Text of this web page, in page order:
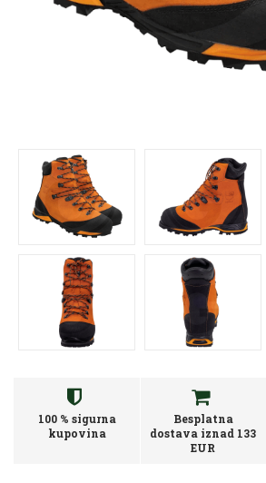
100 % sigurna
kupovina
Besplatna
dostava iznad 133
EUR